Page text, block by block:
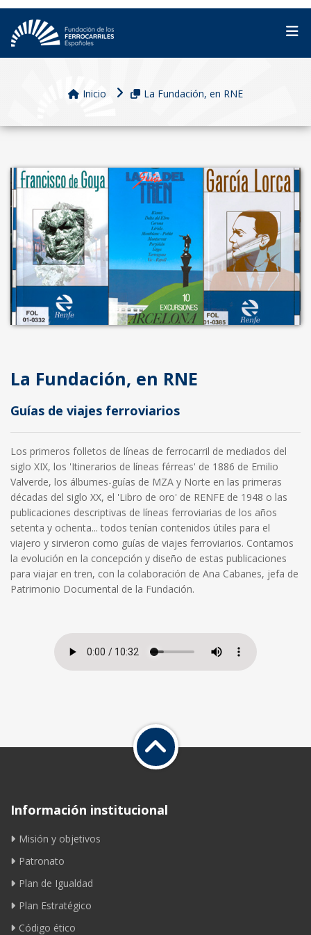
Inicio La Fundación, en RNE
La Fundación, en RNE
Guías de viajes ferroviarios
Los primeros folletos de líneas de ferrocarril de mediados del
siglo XIX, los 'Itinerarios de líneas férreas' de 1886 de Emilio
Valverde, los álbumes-guías de MZA y Norte en las primeras
décadas del siglo XX, el 'Libro de oro' de RENFE de 1948 o las
publicaciones descriptivas de líneas ferroviarias de los años
setenta y ochenta... todos tenían contenidos útiles para el
viajero y sirvieron como guías de viajes ferroviarios. Contamos
la evolución en la concepción y diseño de estas publicaciones
para viajar en tren, con la colaboración de Ana Cabanes, jefa de
Patrimonio Documental de la Fundación.
Información institucional
Misión y objetivos
Patronato
Plan de Igualdad
Plan Estratégico
Código ético